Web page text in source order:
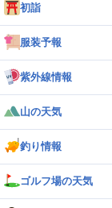
初詣
服装予報
紫外線情報
山の天気
釣り情報
ゴルフ場の天気